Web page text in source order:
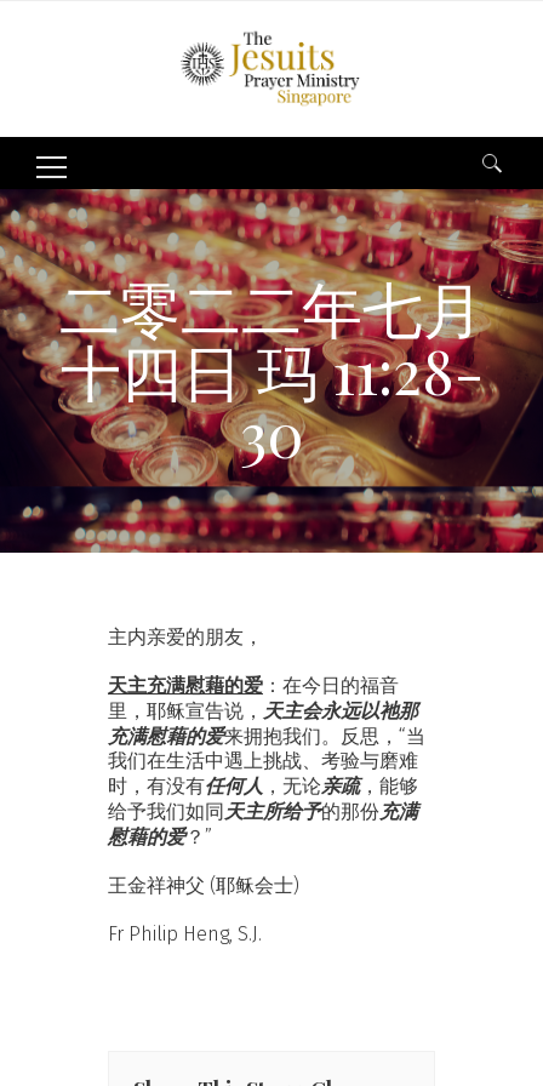
Search
for:
二零二二年七月
十四日 玛 11:28-
30
主内亲爱的朋友，
天主充满慰藉的爱 ：在今日的福音
里，耶稣宣告说， 天主会永远以祂那
充满慰藉的爱来拥抱我们。反思，“当
我们在生活中遇上挑战、考验与磨难
时，有没有任何人 ，无论亲疏，能够
给予我们如同 天主所给予的那份充满
慰藉的爱？”
王金祥神父 (耶稣会士)
Fr Philip Heng, S.J.